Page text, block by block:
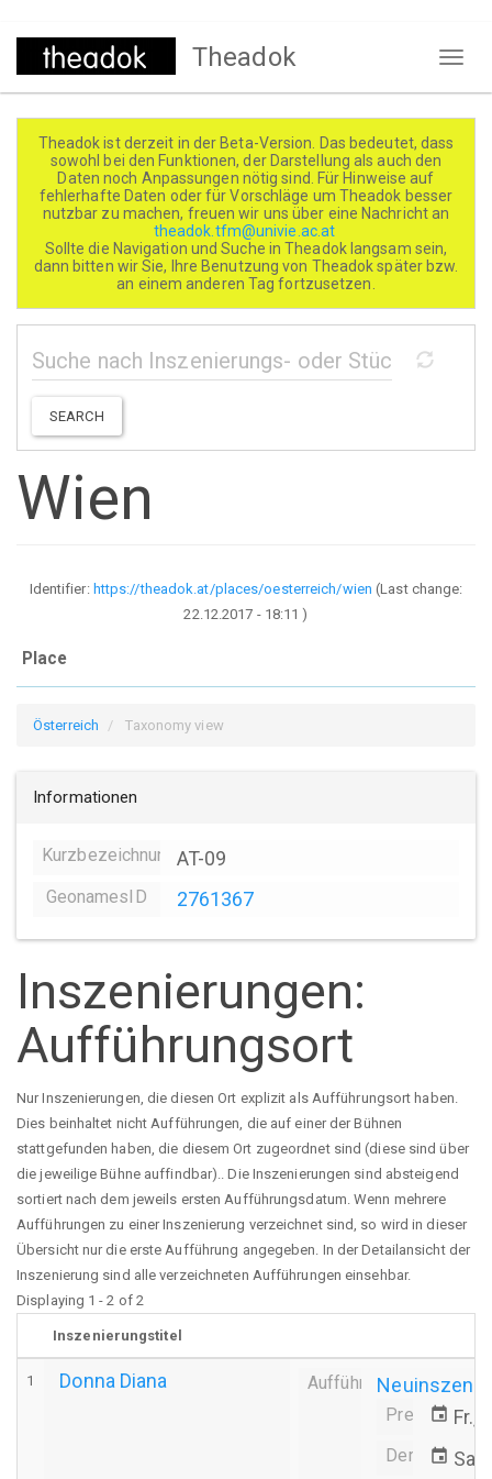
Direkt
Theadok
Theadok ist derzeit in der Beta-Version. Das bedeutet, dass
sowohl bei den Funktionen, der Darstellung als auch den
Daten noch Anpassungen nötig sind. Für Hinweise auf
fehlerhafte Daten oder für Vorschläge um Theadok besser
nutzbar zu machen, freuen wir uns über eine Nachricht an
theadok.tfm@univie.ac.at
Sollte die Navigation und Suche in Theadok langsam sein,
dann bitten wir Sie, Ihre Benutzung von Theadok später bzw.
an einem anderen Tag fortzusetzen.
SEARCH
Wien
Identifier: https://theadok.at/places/oesterreich/wien (Last change:
22.12.2017 - 18:11 )
Place
Österreich Taxonomy view
Informationen
Kurzbezeichnung AT-09
GeonamesID 2761367
Inszenierungen:
Aufführungsort
Nur Inszenierungen, die diesen Ort explizit als Aufführungsort haben.
Dies beinhaltet nicht Aufführungen, die auf einer der Bühnen
stattgefunden haben, die diesem Ort zugeordnet sind (diese sind über
die jeweilige Bühne auffindbar).. Die Inszenierungen sind absteigend
sortiert nach dem jeweils ersten Aufführungsdatum. Wenn mehrere
Aufführungen zu einer Inszenierung verzeichnet sind, so wird in dieser
Übersicht nur die erste Aufführung angegeben. In der Detailansicht der
Inszenierung sind alle verzeichneten Aufführungen einsehbar.
Displaying 1 - 2 of 2
Inszenierungstitel
1 Donna Diana Aufführung
Premiere
event Fr.,
Derniere
event